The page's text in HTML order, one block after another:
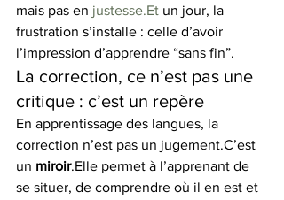
mais pas en justesse.Et un jour, la
frustration s’installe : celle d’avoir
l’impression d’apprendre “sans fin”.
La correction, ce n’est pas une
critique : c’est un repère
En apprentissage des langues, la
correction n’est pas un jugement.C’est
un miroir.Elle permet à l’apprenant de
se situer, de comprendre où il en est et